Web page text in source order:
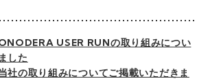
USER RUNの取り組みについ
した
社の取り組みについてご掲載いただきま